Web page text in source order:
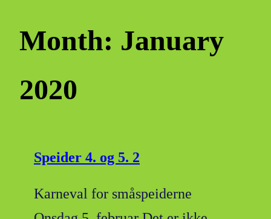
Month: January
2020
Speider 4. og 5. 2
Karneval for småspeiderne